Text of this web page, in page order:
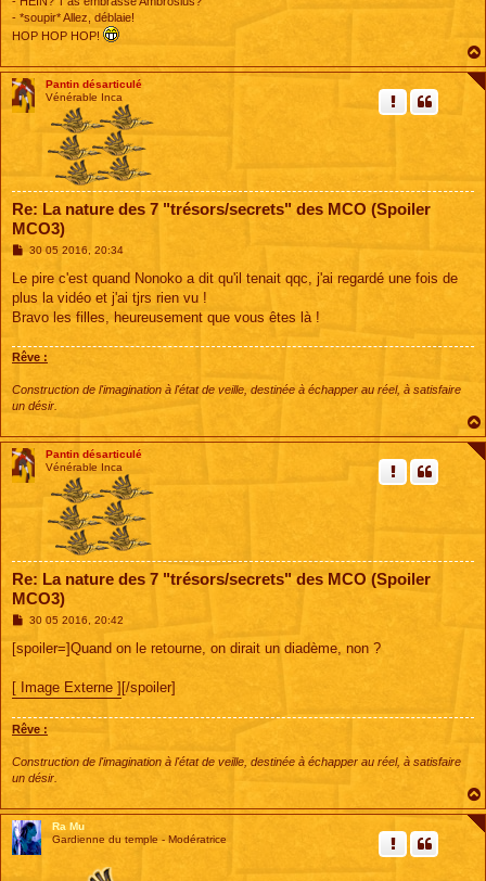
- *soupir* Allez, déblaie!
HOP HOP HOP!
Pantin désarticulé
Vénérable Inca
Re: La nature des 7 "trésors/secrets" des MCO (Spoiler
MCO3)
M
s
a
g
30 05 2016, 20:34
Le pire c'est quand Nonoko a dit qu'il tenait qqc, j'ai regardé une fois de
plus la vidéo et j'ai tjrs rien vu !
Bravo les filles, heureusement que vous êtes là !
Rêve :
Construction de l'imagination à l'état de veille, destinée à échapper au réel, à satisfaire
un désir.
Pantin désarticulé
Vénérable Inca
Re: La nature des 7 "trésors/secrets" des MCO (Spoiler
MCO3)
M
s
s
g
e
30 05 2016, 20:42
[spoiler=]Quand on le retourne, on dirait un diadème, non ?
[ Image Externe ] [/spoiler]
Rêve :
Construction de l'imagination à l'état de veille, destinée à échapper au réel, à satisfaire
un désir.
Ra Mu
Gardienne du temple - Modératrice